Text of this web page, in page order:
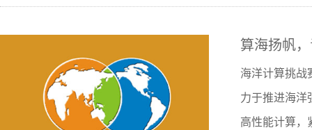
事大学海洋文
算海扬帆
海洋计算挑
力于推进海洋
高性能计算，